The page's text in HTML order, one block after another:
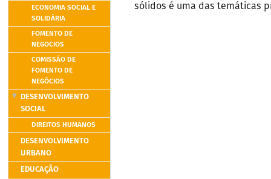
ECONOMIA SOCIAL E
SOLIDÁRIA
FOMENTO DE
NEGOCIOS
COMISSÃO DE
FOMENTO DE
NEGÓCIOS
DESENVOLVIMENTO
SOCIAL
DIREITOS HUMANOS
DESENVOLVIMENTO
URBANO
EDUCAÇÃO
sólidos é uma das temáticas